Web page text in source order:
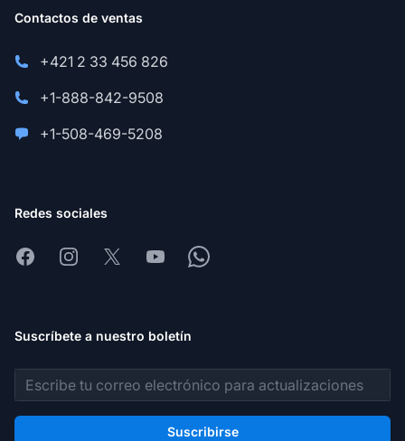
Contactos de ventas
+421 2 33 456 826
+1-888-842-9508
+1-508-469-5208
Redes sociales
FacebookInstagram
X YoutubeWhatsapp
Suscríbete a nuestro boletín
Dirección de correo electrónico
Suscribirse